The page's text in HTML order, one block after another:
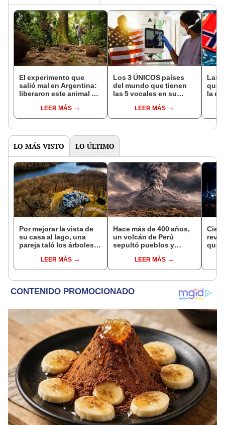
El experimento que
salió mal en Argentina:
liberaron este animal y
bosques milenarios de
la Patagonia
LEER MÁS
Los 3 ÚNICOS países
del mundo que tienen
las 5 vocales en su
con unoLEER MÁS
Las
que
la de
LO MÁS VISTO LO ÚLTIMO
Por mejorar la vista de
su casa al lago, una
pareja taló los árboles
con una multa de más
de US$600.000
LEER MÁS
Hace más de 400 años,
un volcán de Perú
sepultó pueblos y
veranos más fríos de la
historia: sigue bajo
LEER MÁS
que